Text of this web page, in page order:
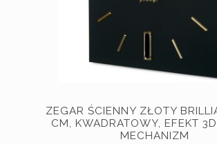
ZEGAR ŚCIENNY ZŁOTY
CM, KWADRATOWY, EFEKT
MECHANIZM